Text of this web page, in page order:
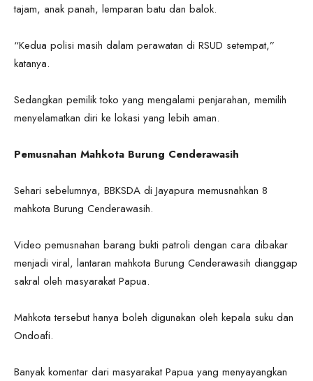
tajam, anak panah, lemparan batu dan balok.
“Kedua polisi masih dalam perawatan di RSUD setempat,”
katanya.
Sedangkan pemilik toko yang mengalami penjarahan, memilih
menyelamatkan diri ke lokasi yang lebih aman.
Pemusnahan Mahkota Burung Cenderawasih
Sehari sebelumnya, BBKSDA di Jayapura memusnahkan 8
mahkota Burung Cenderawasih.
Video pemusnahan barang bukti patroli dengan cara dibakar
menjadi viral, lantaran mahkota Burung Cenderawasih dianggap
sakral oleh masyarakat Papua.
Mahkota tersebut hanya boleh digunakan oleh kepala suku dan
Ondoafi.
Banyak komentar dari masyarakat Papua yang menyayangkan